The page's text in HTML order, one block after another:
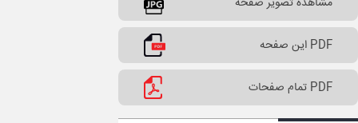
PDF این صفحه
PDF تمام صفحات